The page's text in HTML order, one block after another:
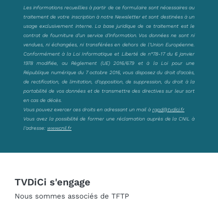
Les informations recueillies à partir de ce formulaire sont nécessaires au
traitement de votre inscription à notre Newsletter et sont destinées à un
usage exclusivement interne. La base juridique de ce traitement est le
contrat de fourniture d’un service d’information. Vos données ne sont ni
vendues, ni échangées, ni transférées en dehors de l’Union Européenne.
Conformément à la Loi Informatique et Liberté de n°78-17 du 6 janvier
1978 modifiée, au Règlement (UE) 2016/679 et à la Loi pour une
République numérique du 7 octobre 2016, vous disposez du droit d’accès,
de rectification, de limitation, d’opposition, de suppression, du droit à la
portabilité de vos données et de transmettre des directives sur leur sort
en cas de décès.
Vous pouvez exercer ces droits en adressant un mail à rgpd@tvdici.fr
Vous avez la possibilité de former une réclamation auprès de la CNIL à
l’adresse: www.cnil.fr
TVDiCi s'engage
Nous sommes associés de TFTP